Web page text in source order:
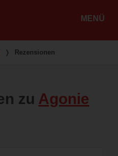
MENÜ
❭ Rezensionen
zu Agonie